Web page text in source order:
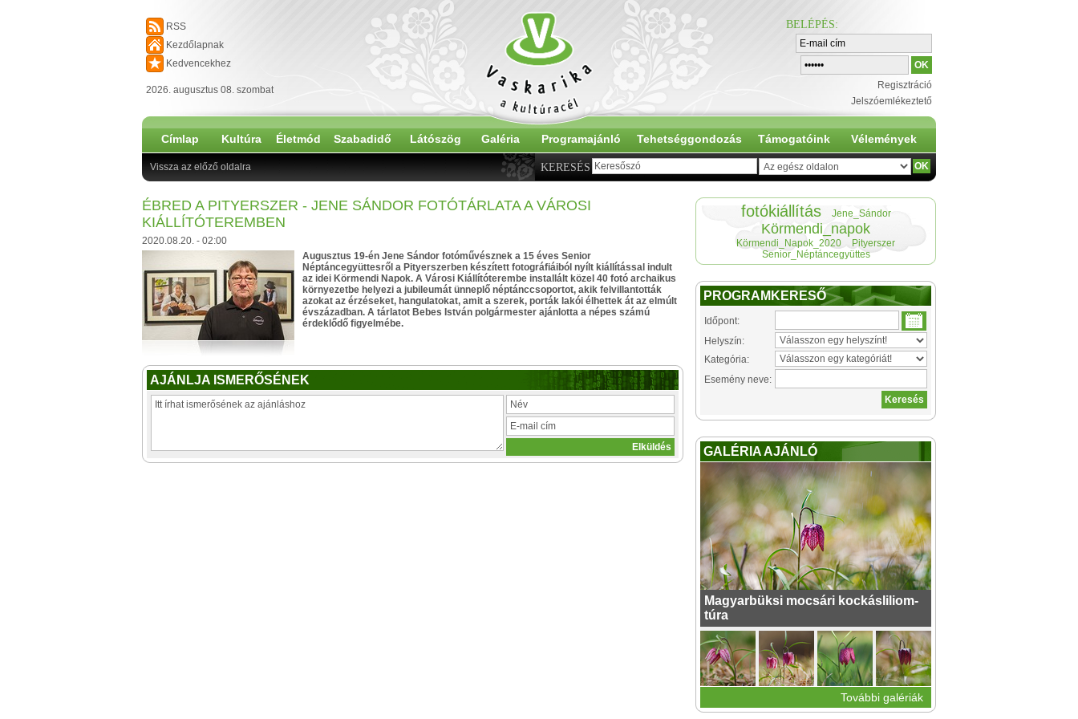
RSS
Kezdőlapnak
Kedvencekhez
2026. augusztus 08. szombat
BELÉPÉS:
Regisztráció
Jelszóemlékeztető
Címlap Kultúra Életmód Szabadidő Látószög Galéria Programajánló Tehetséggondozás Támogatóink Vélemények
KERESÉS
Vissza az előző oldalra
ÉBRED A PITYERSZER - JENE SÁNDOR FOTÓTÁRLATA A VÁROSI
KIÁLLÍTÓTEREMBEN
2020.08.20. - 02:00
Augusztus 19-én Jene Sándor fotóművésznek a 15 éves Senior
Néptáncegyüttesről a Pityerszerben készített fotográfiáiból nyílt kiállítással indult
az idei Körmendi Napok. A Városi Kiállítóterembe installált közel 40 fotó archaikus
környezetbe helyezi a jubileumát ünneplő néptánccsoportot, akik felvillantották
azokat az érzéseket, hangulatokat, amit a szerek, porták lakói élhettek át az elmúlt
évszázadban. A tárlatot Bebes István polgármester ajánlotta a népes számú
érdeklődő figyelmébe.
AJÁNLJA ISMERŐSÉNEK
fotókiállítás Jene_Sándor
Körmendi_napok
Körmendi_Napok_2020
Pityerszer
Senior_Néptáncegyüttes
PROGRAMKERESŐ
Időpont:
Helyszín:
Kategória:
Esemény neve:
GALÉRIA AJÁNLÓ
Magyarbüksi mocsári kockásliliom-
túra
További galériák